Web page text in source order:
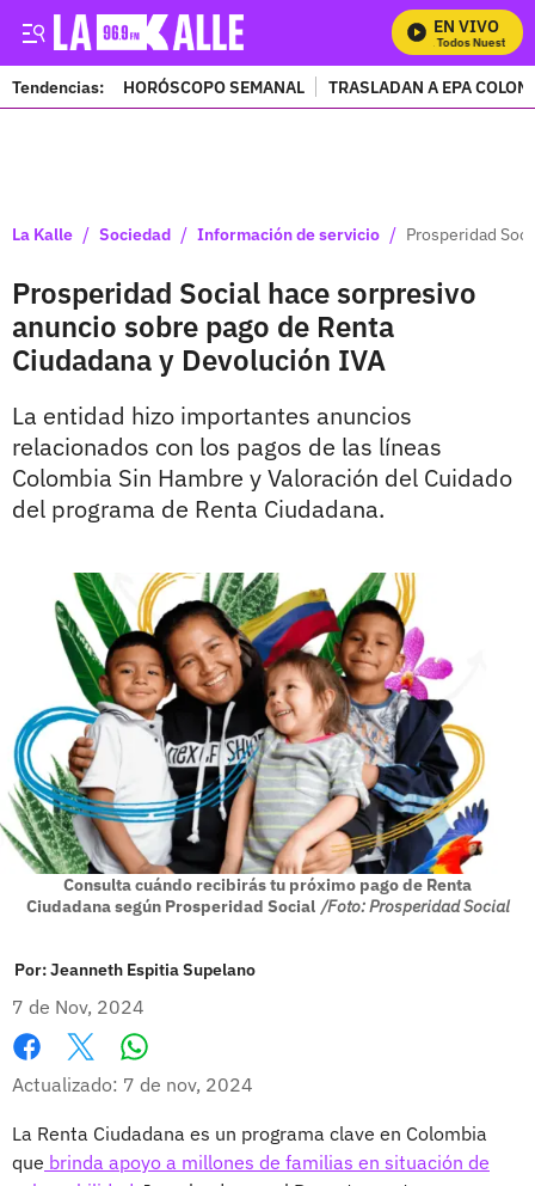
EN VIVO
Mira Todos Nuestros
Tendencias: HORÓSCOPO SEMANAL TRASLADAN A EPA
La Kalle / Sociedad / Información de servicio / Prosperidad
Prosperidad Social hace sorpresivo
anuncio sobre pago de Renta
Ciudadana y Devolución IVA
La entidad hizo importantes anuncios
relacionados con los pagos de las líneas
Colombia Sin Hambre y Valoración del Cuidado
del programa de Renta Ciudadana.
Consulta cuándo recibirás tu próximo pago de Renta
Ciudadana según Prosperidad Social /Foto: Prosperidad Social
Por:Jeanneth Espitia Supelano
7 de Nov, 2024
Facebook
X
Actualizado: 7 de nov, 2024
La Renta Ciudadana es un programa clave en Colombia
que brinda apoyo a millones de familias en situación de